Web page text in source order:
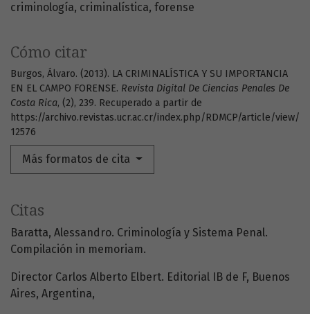
criminología criminalística forense
Cómo citar
Burgos, Álvaro. (2013). LA CRIMINALÍSTICA Y SU IMPORTANCIA
EN EL CAMPO FORENSE. Revista Digital De Ciencias Penales De
Costa Rica, (2), 239. Recuperado a partir de
https://archivo.revistas.ucr.ac.cr/index.php/RDMCP/article/view/
12576
Más formatos de cita
Citas
Baratta, Alessandro. Criminología y Sistema Penal.
Compilación in memoriam.
Director Carlos Alberto Elbert. Editorial IB de F, Buenos
Aires, Argentina,